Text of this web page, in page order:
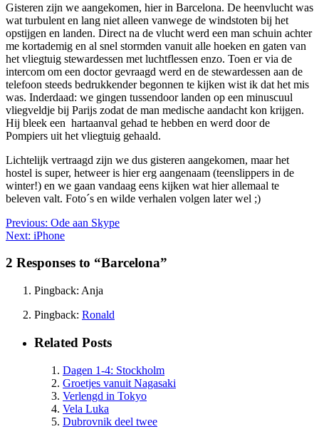
Gisteren zijn we aangekomen, hier in Barcelona. De heenvlucht was
wat turbulent en lang niet alleen vanwege de windstoten bij het
opstijgen en landen. Direct na de vlucht werd een man schuin achter
me kortademig en al snel stormden vanuit alle hoeken en gaten van
het vliegtuig stewardessen met luchtflessen enzo. Toen er via de
intercom om een doctor gevraagd werd en de stewardessen aan de
telefoon steeds bedrukkender begonnen te kijken wist ik dat het mis
was. Inderdaad: we gingen tussendoor landen op een minuscuul
vliegveldje bij Parijs zodat de man medische aandacht kon krijgen.
Hij bleek een hartaanval gehad te hebben en werd door de
Pompiers uit het vliegtuig gehaald.
Lichtelijk vertraagd zijn we dus gisteren aangekomen, maar het
hostel is super, hetweer is hier erg aangenaam (teenslippers in de
winter!) en we gaan vandaag eens kijken wat hier allemaal te
beleven valt. Foto´s en wilde verhalen volgen later wel ;)
Previous: Ode aan Skype
Next: iPhone
2 Responses to “Barcelona”
Pingback: Anja
Pingback: Ronald
Related Posts
Dagen 1-4: Stockholm
Groetjes vanuit Nagasaki
Verlengd in Tokyo
Vela Luka
Dubrovnik deel twee